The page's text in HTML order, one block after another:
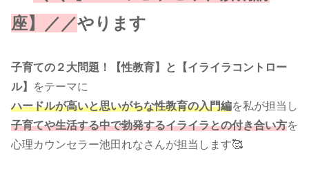
座】
／／やります
子育ての２大問題！【性教育】と【イライラコントロー
ル】
をテーマに
ハードルが高いと思いがちな性教育の入門編を私が担当し
子育てや生活する中で勃発するイライラとの付き合い方を
心理カウンセラー池田れなさんが担当します🥰